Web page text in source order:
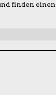
finden einen